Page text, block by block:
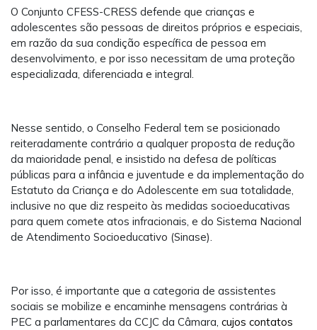
O Conjunto CFESS-CRESS defende que crianças e
adolescentes são pessoas de direitos próprios e especiais,
em razão da sua condição específica de pessoa em
desenvolvimento, e por isso necessitam de uma proteção
especializada, diferenciada e integral.
Nesse sentido, o Conselho Federal tem se posicionado
reiteradamente contrário a qualquer proposta de redução
da maioridade penal, e insistido na defesa de políticas
públicas para a infância e juventude e da implementação do
Estatuto da Criança e do Adolescente em sua totalidade,
inclusive no que diz respeito às medidas socioeducativas
para quem comete atos infracionais, e do Sistema Nacional
de Atendimento Socioeducativo (Sinase).
Por isso, é importante que a categoria de assistentes
sociais se mobilize e encaminhe mensagens contrárias à
PEC a parlamentares da CCJC da Câmara, cujos contatos